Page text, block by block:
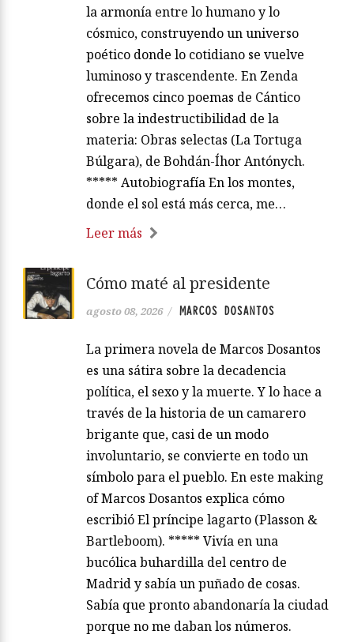
la armonía entre lo humano y lo
cósmico, construyendo un universo
poético donde lo cotidiano se vuelve
luminoso y trascendente. En Zenda
ofrecemos cinco poemas de Cántico
sobre la indestructibilidad de la
materia: Obras selectas (La Tortuga
Búlgara), de Bohdán-Íhor Antónych.
***** Autobiografía En los montes,
donde el sol está más cerca, me…
Leer más
Cómo maté al presidente
agosto 08, 2026 / MARCOS DOSANTOS
La primera novela de Marcos Dosantos
es una sátira sobre la decadencia
política, el sexo y la muerte. Y lo hace a
través de la historia de un camarero
brigante que, casi de un modo
involuntario, se convierte en todo un
símbolo para el pueblo. En este making
of Marcos Dosantos explica cómo
escribió El príncipe lagarto (Plasson &
Bartleboom). ***** Vivía en una
bucólica buhardilla del centro de
Madrid y sabía un puñado de cosas.
Sabía que pronto abandonaría la ciudad
porque no me daban los números.